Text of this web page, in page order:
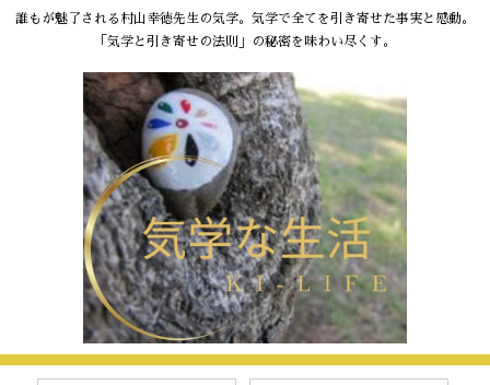
誰もが魅了される村山幸徳先生の気学。気学で全てを引き寄せた事実と感動。
「気学と引き寄せの法則」の秘密を味わい尽くす。